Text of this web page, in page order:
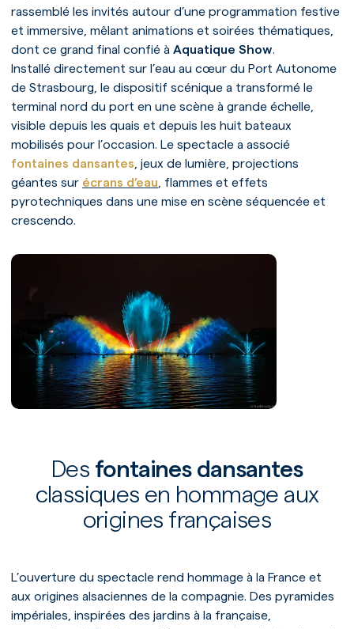
rassemblé les invités autour d’une programmation festive
et immersive, mêlant animations et soirées thématiques,
dont ce grand final confié à Aquatique Show.
Installé directement sur l’eau au cœur du Port Autonome
de Strasbourg, le dispositif scénique a transformé le
terminal nord du port en une scène à grande échelle,
visible depuis les quais et depuis les huit bateaux
mobilisés pour l’occasion. Le spectacle a associé
fontaines dansantes , jeux de lumière, projections
géantes sur écrans d’eau , flammes et effets
pyrotechniques dans une mise en scène séquencée et
crescendo.
Des fontaines dansantes
classiques en hommage aux
origines françaises
L’ouverture du spectacle rend hommage à la France et
aux origines alsaciennes de la compagnie. Des pyramides
impériales, inspirées des jardins à la française,